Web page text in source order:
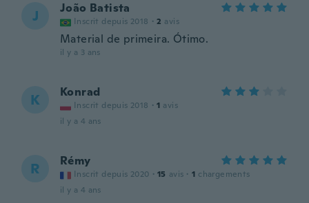
J João Batista
Inscrit depuis 2018 · 2 avis
Material de primeira. Ótimo.
il y a 3 ans
K Konrad
Inscrit depuis 2018 · 1 avis
il y a 4 ans
R Rémy
Inscrit depuis 2020 · 15 avis · 1 chargements
il y a 4 ans